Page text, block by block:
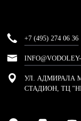
+7 (495) 274 06 36
УЛ. АДМИРАЛА
СТАДИОН, ТЦ